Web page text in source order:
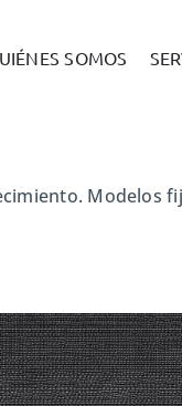
SOMOS
Modelos